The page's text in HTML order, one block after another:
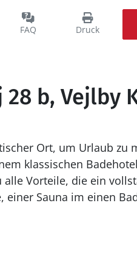
FAQ Druck
b, Vejlby
Ort, um Urlaub zu
klassischen
alle Vorteile, die ein
Sauna im einen